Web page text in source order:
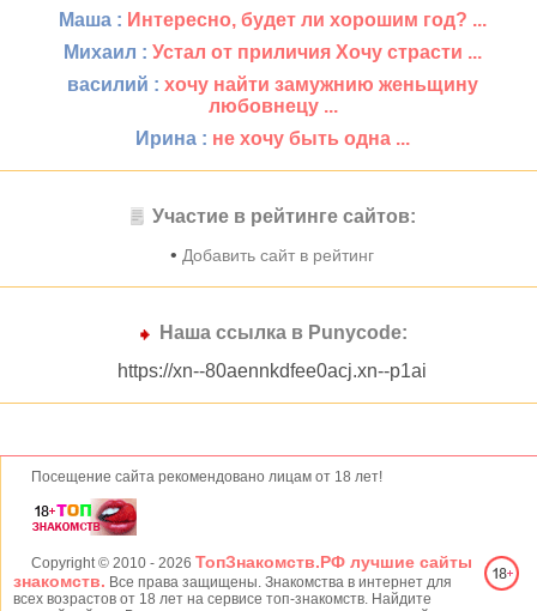
Маша : Интересно, будет ли хорошим год? ...
Михаил : Устал от приличия Хочу страсти ...
василий : хочу найти замужнию женьщину
любовнецу ...
Ирина : не хочу быть одна ...
Участие в рейтинге сайтов:
• Добавить сайт в рейтинг
Наша ссылка в Punycode:
https://xn--80aennkdfee0acj.xn--p1ai
Посещение сайта рекомендовано лицам от 18 лет!
Copyright © 2010 - 2026 ТопЗнакомств.РФ лучшие сайты
знакомств. Все права защищены. Знакомства в интернет для
всех возрастов от 18 лет на сервисе топ-знакомств. Найдите